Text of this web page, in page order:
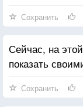
потому что
Сохранить
Сейчас, на
показать
Сохранить